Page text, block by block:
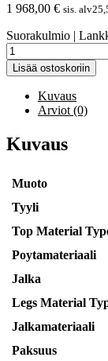
1 968,00 € sis.
Suorakulmio |
Lisää ostoskoriin
Kuvaus
Arviot (0)
Kuvaus
Muoto
Tyyli
Top Material
Poytamateriaali
Jalka
Legs Material
Jalkamateriaali
Paksuus